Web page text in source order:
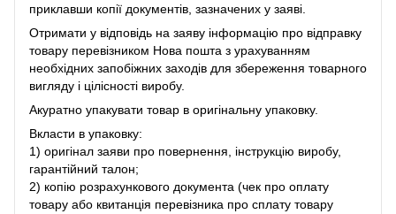
приклавши копії документів, зазначених у заяві.
Отримати у відповідь на заяву інформацію про відправку
товару перевізником Нова пошта з урахуванням
необхідних запобіжних заходів для збереження товарного
вигляду і цілісності виробу.
Акуратно упакувати товар в оригінальну упаковку.
Вкласти в упаковку:
1) оригінал заяви про повернення, інструкцію виробу,
гарантійний талон;
2) копію розрахункового документа (чек про оплату
товару або квитанція перевізника про сплату товару